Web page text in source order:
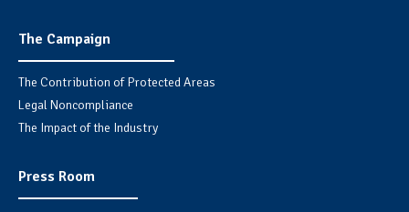
The Campaign
The Contribution of Protected Areas
Legal Noncompliance
The Impact of the Industry
Press Room